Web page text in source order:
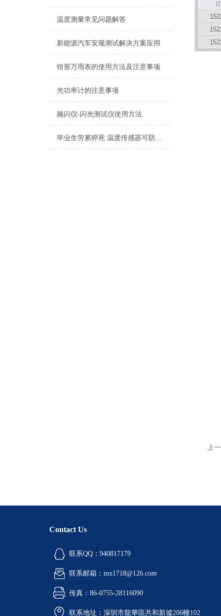
温度测量常见问题解答
新能源汽车安规测试解决方案应用
钳形万用表的使用方法及注意事项
光功率计的注意事项
频闪仪-闪光测试仪使用方法
毕业生劳累猝死 温度传感器可防高温作业
上
Contact Us
联系QQ：940817179
联系邮箱：mx1718@126.com
传真：86-0755-28116090
联系地址：深圳市龍華區共和新墟206幢102